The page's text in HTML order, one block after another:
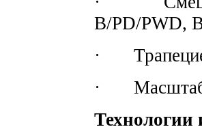
B/PD/PWD,
·
·
Технологии